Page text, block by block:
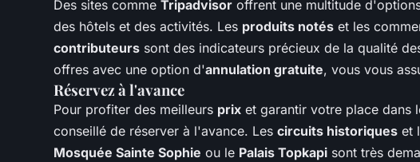
Des sites comme Tripadvisor offrent une multitude
des hôtels et des activités. Les produits notés et les
contributeurs sont des indicateurs précieux de la qualité
offres avec une option d'annulation gratuite, vous vous
Réservez à l'avance
Pour profiter des meilleurs prix et garantir votre place dans
conseillé de réserver à l'avance. Les circuits historiques et
Mosquée Sainte Sophie ou le Palais Topkapi sont très